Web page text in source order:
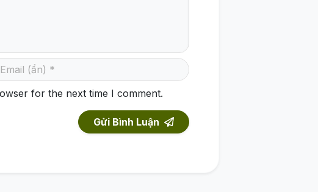
for the next time I comment.
Gửi Bình Luận